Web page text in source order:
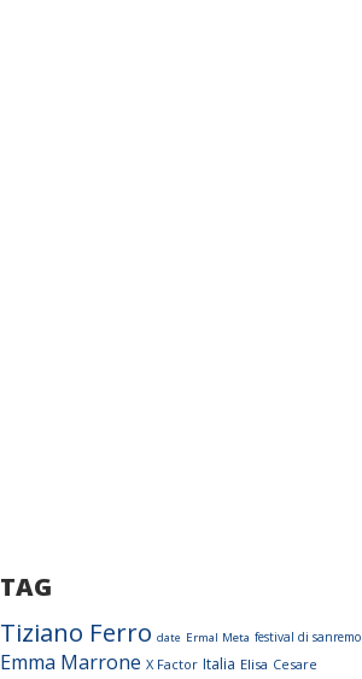
TAG
Tiziano Ferro date Ermal Meta festival di sanremo
Emma Marrone X Factor Italia Elisa Cesare